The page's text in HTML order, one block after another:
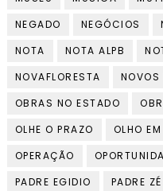
NEGADO
NEGÓCIOS
NOTA
NOTA ALPB
NOVAFLORESTA
NOVOS
OBRAS NO ESTADO
OLHE O PRAZO
OLHO
OPERAÇÃO
PADRE EGIDIO
PADRE ZÉ